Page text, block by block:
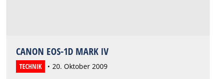
CANON EOS-1D MARK IV
TECHNIK 20. Oktober 2009